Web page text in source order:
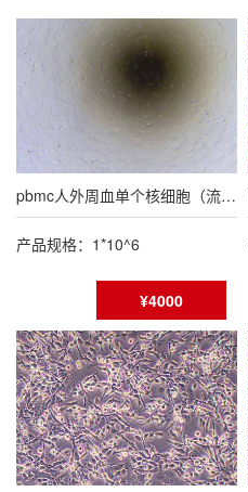
pbmc人外周血单个核细胞（流式鉴定报告）
产品规格：1*10^6
¥4000